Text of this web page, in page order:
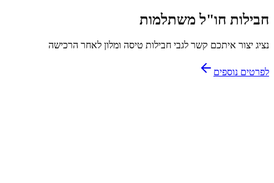
חבילות חו"ל משתלמות
נציג יצור איתכם קשר לגבי חבילות טיסה ומלון לאחר הרכישה
לפרטים נוספים